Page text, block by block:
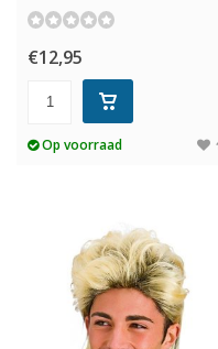
€12,95
Op voorraad